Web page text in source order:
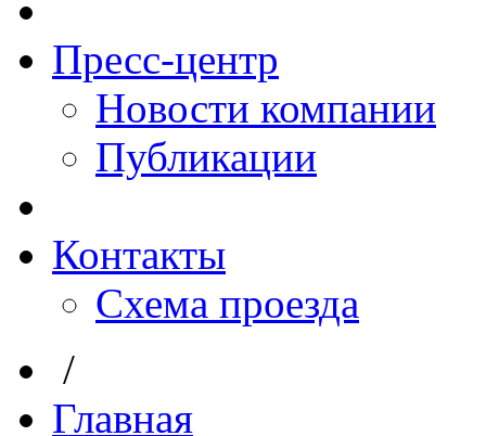
Пресс-центр
Новости компании
Публикации
Контакты
Схема проезда
/
Главная